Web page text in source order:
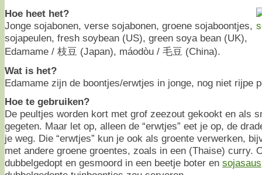
Hoe heet het?
Jonge sojabonen, verse sojabonen, groene sojaboontjes,
sojapeulen, fresh soybean (US), green soya bean (UK),
Edamame / 枝豆 (Japan), máodòu / 毛豆 (China).
Wat is het?
Edamame zijn de boontjes/erwtjes in jonge, nog niet rijpe
Hoe te gebruiken?
De peultjes worden kort met grof zeezout gekookt en als
gegeten. Maar let op, alleen de “erwtjes” eet je op, de
je weg. Die “erwtjes” kun je ook als groente verwerken,
met andere groene groentes, zoals in een (Thaise) curry.
dubbelgedopt en gesmoord in een beetje boter en sojasaus